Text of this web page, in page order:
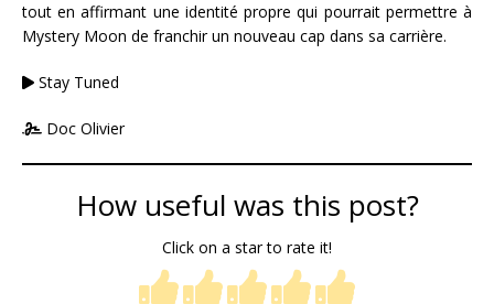
tout en affirmant une identité propre qui pourrait permettre à
Mystery Moon de franchir un nouveau cap dans sa carrière.
Stay Tuned
Doc Olivier
How useful was this post?
Click on a star to rate it!